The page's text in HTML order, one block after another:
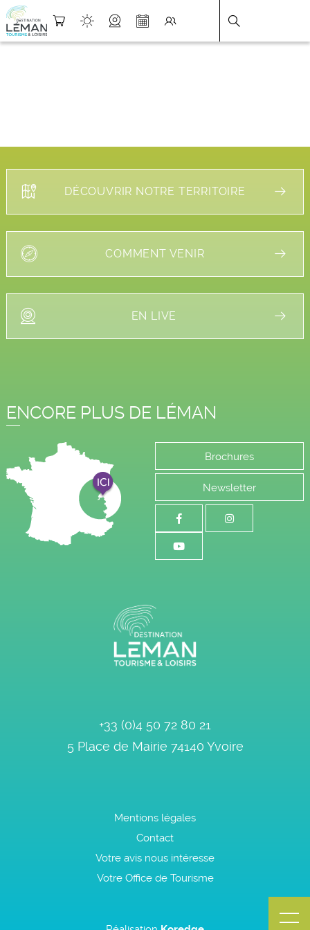
DESTINATION LÉMAN FICHE
DÉCOUVRIR NOTRE TERRITOIRE
COMMENT VENIR
EN LIVE
+33 (0)4 50 72 80 21
5 Place de Mairie 74140 Yvoire
ENCORE PLUS DE LÉMAN
Brochures
Newsletter
Mentions légales
Contact
Votre avis nous intéresse
Votre Office de Tourisme